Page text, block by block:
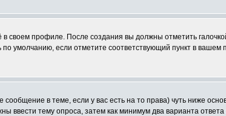
своем профиле. После создания вы должны отметить
умолчанию, если отметите соответствующий пункт в
сообщение в теме, если у вас есть на то права) чуть ниже
ввести тему опроса, затем как минимум два варианта